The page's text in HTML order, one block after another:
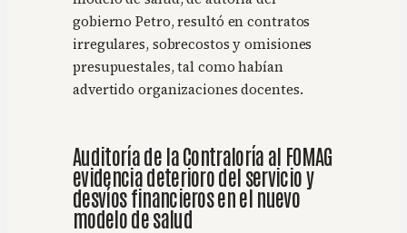
gobierno Petro, resultó en contratos
irregulares, sobrecostos y omisiones
presupuestales, tal como habían
advertido organizaciones docentes.
Auditoría de la Contraloría al FOMAG
evidencia deterioro del servicio y
desvíos financieros en el nuevo
modelo de salud